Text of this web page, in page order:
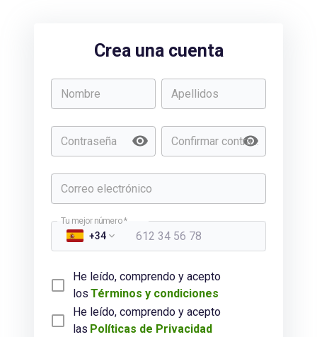
Crea una cuenta
Nombre Apellidos
Contraseña Confirmar contraseña
Correo electrónico
Tu mejor número*
+34
He leído, comprendo y acepto
los Términos y condiciones
He leído, comprendo y acepto
las Políticas de Privacidad